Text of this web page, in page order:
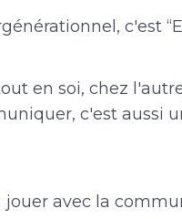
c'est
en soi, chez
c'est aussi
jouer avec la